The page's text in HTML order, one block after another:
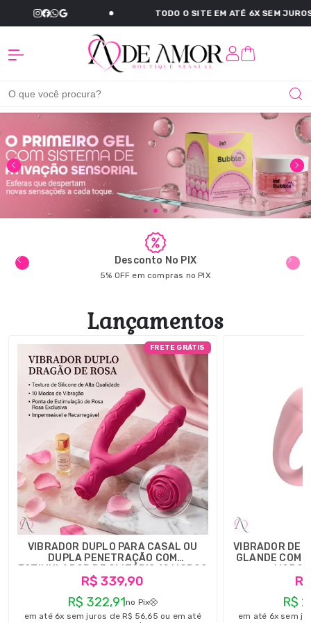
TODO O SITE EM ATÉ 6X SEM JUROS
A De
Desconto No PIX
5% OFF em compras no PIX
Lançamentos
FRETE GRÁTIS
VIBRADOR DUPLO PARA CASAL OU
DUPLA PENETRAÇÃO COM
ESTIMULADOR DE CLITÓRIS 10 MODOS
DE VIBRAÇÃO
R$ 339,90
R$ 322,91no Pix
em até 6x sem juros de R$ 56,65 ou em até
VIBRADOR DE
GLANDE COM
R$
em até 6x sem